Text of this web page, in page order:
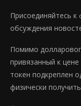
Присоединяйтесь
обсуждения
Помимо
привязанный к
токен подкреплен
физически